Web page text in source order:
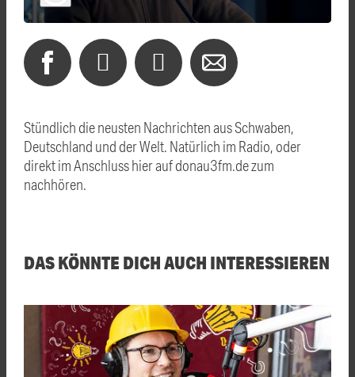
Stündlich die neusten Nachrichten aus Schwaben,
Deutschland und der Welt. Natürlich im Radio, oder
direkt im Anschluss hier auf donau3fm.de zum
nachhören.
DAS KÖNNTE DICH AUCH INTERESSIEREN